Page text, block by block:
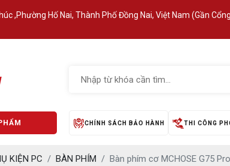
,Phường Hố Nai, Thành Phố Đồng Nai, Việt Nam (Gần
CHÍNH SÁCH BẢO HÀNH THI CÔNG
KIỆN PC BÀN PHÍM Bàn phím cơ MCHOSE G75